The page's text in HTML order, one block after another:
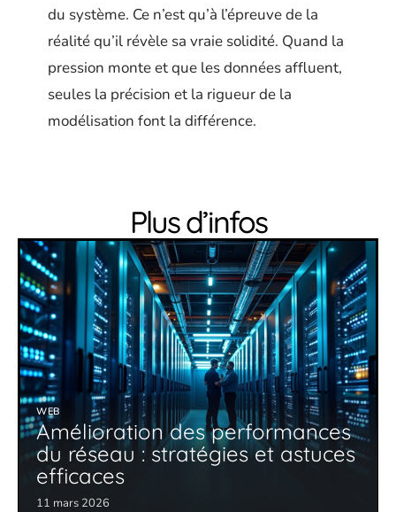
du système. Ce n’est qu’à l’épreuve de la
réalité qu’il révèle sa vraie solidité. Quand la
pression monte et que les données affluent,
seules la précision et la rigueur de la
modélisation font la différence.
Plus d’infos
WEB
Amélioration des performances
du réseau : stratégies et astuces
efficaces
11 mars 2026